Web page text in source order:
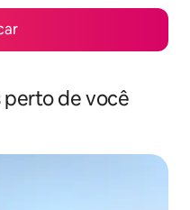
perto de você
hóspedes